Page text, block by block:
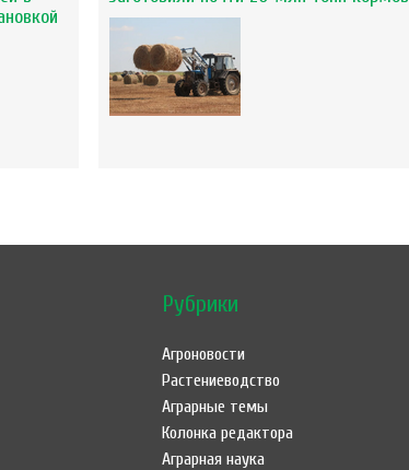
Рубрики
Агроновости
Растениеводство
Аграрные темы
Колонка редактора
Аграрная наука